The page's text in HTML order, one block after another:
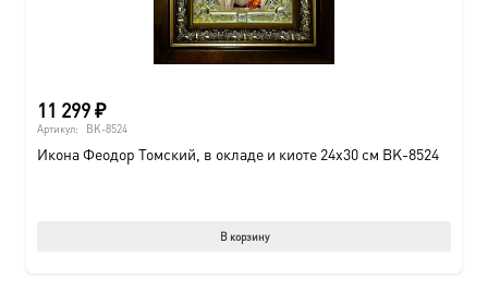
11 299₽
Артикул: BK-8524
Икона Феодор Томский, в окладе и киоте 24х30 см BK-8524
В корзину